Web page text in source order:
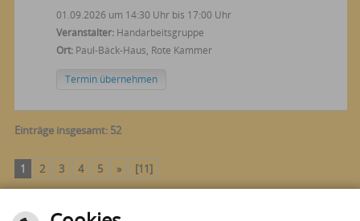
01.09.2026 um 14:30 Uhr bis 17:00 Uhr
Veranstalter: Handarbeitsgruppe
Ort: Paul-Bäck-Haus, Rote Kammer
Termin übernehmen
Einträge insgesamt: 52
1 2 3 4 5 » [11]